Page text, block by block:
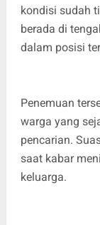
kondisi sudah
berada di
dalam posisi
Penemuan
warga yang
pencarian.
saat kabar
keluarga.